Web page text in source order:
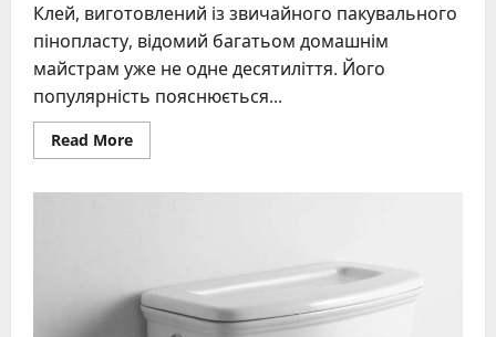
Клей, виготовлений із звичайного пакувального
пінопласту, відомий багатьом домашнім
майстрам уже не одне десятиліття. Його
популярність пояснюється...
Read MoreRead
more
рецепт
та
поради